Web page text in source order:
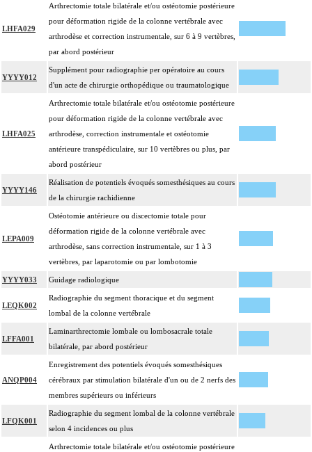
LHFA029
Arthrectomie totale bilatérale et/ou ostéotomie postérieure
pour déformation rigide de la colonne vertébrale avec
arthrodèse et correction instrumentale, sur 6 à 9 vertèbres,
par abord postérieur
YYYY012
Supplément pour radiographie per opératoire au cours
d'un acte de chirurgie orthopédique ou traumatologique
LHFA025
Arthrectomie totale bilatérale et/ou ostéotomie postérieure
pour déformation rigide de la colonne vertébrale avec
arthrodèse, correction instrumentale et ostéotomie
antérieure transpédiculaire, sur 10 vertèbres ou plus, par
abord postérieur
YYYY146
Réalisation de potentiels évoqués somesthésiques au cours
de la chirurgie rachidienne
LEPA009
Ostéotomie antérieure ou discectomie totale pour
déformation rigide de la colonne vertébrale avec
arthrodèse, sans correction instrumentale, sur 1 à 3
vertèbres, par laparotomie ou par lombotomie
YYYY033 Guidage radiologique
LEQK002
Radiographie du segment thoracique et du segment
lombal de la colonne vertébrale
LFFA001
Laminarthrectomie lombale ou lombosacrale totale
bilatérale, par abord postérieur
ANQP004
Enregistrement des potentiels évoqués somesthésiques
cérébraux par stimulation bilatérale d'un ou de 2 nerfs des
membres supérieurs ou inférieurs
LFQK001
Radiographie du segment lombal de la colonne vertébrale
selon 4 incidences ou plus
Arthrectomie totale bilatérale et/ou ostéotomie postérieure